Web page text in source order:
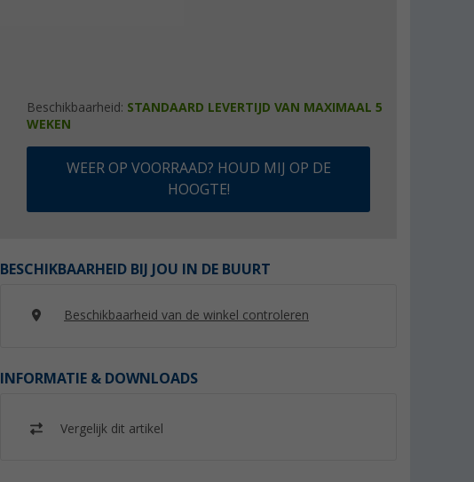
Beschikbaarheid: STANDAARD LEVERTIJD VAN MAXIMAAL 5
WEKEN
WEER OP VOORRAAD? HOUD MIJ OP DE
HOOGTE!
BESCHIKBAARHEID BIJ JOU IN DE BUURT
Beschikbaarheid van de winkel controleren
INFORMATIE & DOWNLOADS
Vergelijk dit artikel
(98)